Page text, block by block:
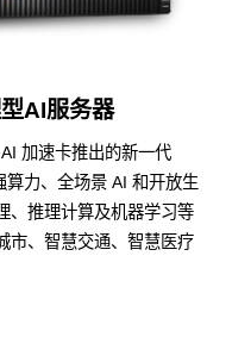
AI服务器
加速卡推出的新一代
力、全场景 AI 和开放生
、推理计算及机器学习等
市、智慧交通、智慧医疗